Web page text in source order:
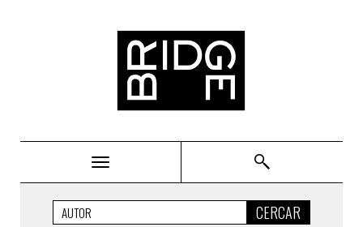
CERCAR